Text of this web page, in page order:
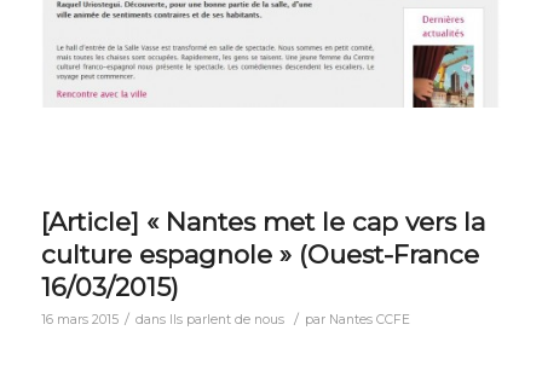
[Article] « Nantes met le cap vers la
culture espagnole » (Ouest-France
16/03/2015)
16 mars 2015 / dans Ils parlent de nous / par Nantes CCFE